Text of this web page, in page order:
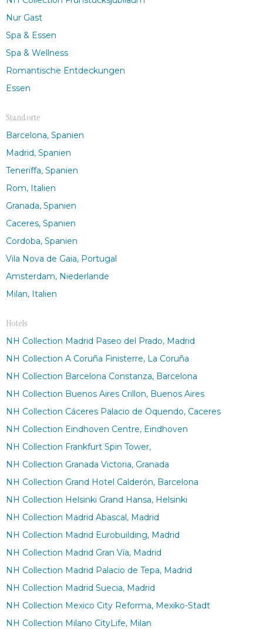
Nur Gast
Spa & Essen
Spa & Wellness
Romantische Entdeckungen
Essen
Standorte
Barcelona, Spanien
Madrid, Spanien
Teneriffa, Spanien
Rom, Italien
Granada, Spanien
Caceres, Spanien
Cordoba, Spanien
Vila Nova de Gaia, Portugal
Amsterdam, Niederlande
Milan, Italien
Hotels
NH Collection Madrid Paseo del Prado, Madrid
NH Collection A Coruña Finisterre, La Coruña
NH Collection Barcelona Constanza, Barcelona
NH Collection Buenos Aires Crillon, Buenos Aires
NH Collection Cáceres Palacio de Oquendo, Caceres
NH Collection Eindhoven Centre, Eindhoven
NH Collection Frankfurt Spin Tower,
NH Collection Granada Victoria, Granada
NH Collection Grand Hotel Calderón, Barcelona
NH Collection Helsinki Grand Hansa, Helsinki
NH Collection Madrid Abascal, Madrid
NH Collection Madrid Eurobuilding, Madrid
NH Collection Madrid Gran Vía, Madrid
NH Collection Madrid Palacio de Tepa, Madrid
NH Collection Madrid Suecia, Madrid
NH Collection Mexico City Reforma, Mexiko-Stadt
NH Collection Milano CityLife, Milan